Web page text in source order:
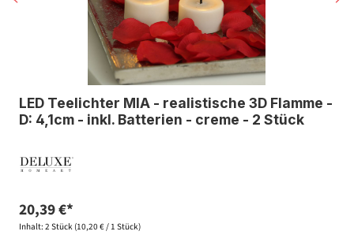
LED Teelichter MIA - realistische 3D Flamme -
D: 4,1cm - inkl. Batterien - creme - 2 Stück
20,39 €*
Inhalt: 2 Stück (10,20 € / 1 Stück)